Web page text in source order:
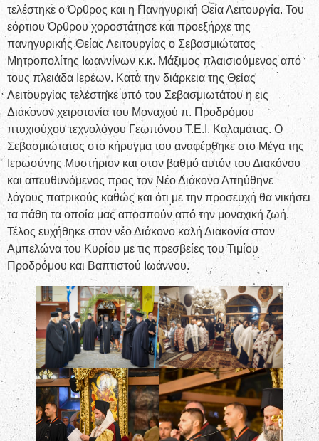
τελέστηκε ο Όρθρος και η Πανηγυρική Θεία Λειτουργία. Του
εόρτιου Όρθρου χοροστάτησε και προεξήρχε της
πανηγυρικής Θείας Λειτουργίας ο Σεβασμιώτατος
Μητροπολίτης Ιωαννίνων κ.κ. Μάξιμος πλαισιούμενος από
τους πλειάδα Ιερέων. Κατά την διάρκεια της Θείας
Λειτουργίας τελέστηκε υπό του Σεβασμιωτάτου η εις
Διάκονον χειροτονία του Μοναχού π. Προδρόμου
πτυχιούχου τεχνολόγου Γεωπόνου Τ.Ε.Ι. Καλαμάτας. Ο
Σεβασμιώτατος στο κήρυγμα του αναφέρθηκε στο Μέγα της
Ιερωσύνης Μυστήριον και στον βαθμό αυτόν του Διακόνου
και απευθυνόμενος προς τον Νέο Διάκονο Απηύθηνε
λόγους πατρικούς καθώς και ότι με την προσευχή θα νικήσει
τα πάθη τα οποία μας αποσπούν από την μοναχική ζωή.
Τέλος ευχήθηκε στον νέο Διάκονο καλή Διακονία στον
Αμπελώνα του Κυρίου με τις πρεσβείες του Τιμίου
Προδρόμου και Βαπτιστού Ιωάννου.